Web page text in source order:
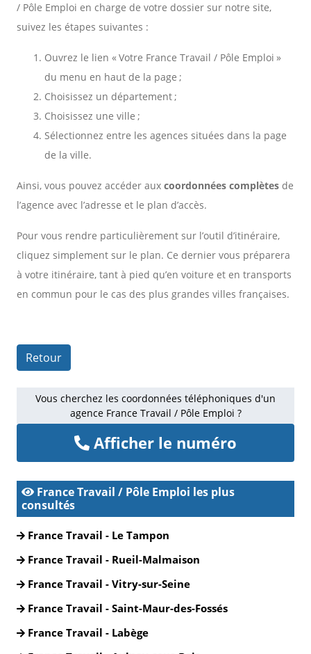
/ Pôle Emploi en charge de votre dossier sur notre site,
suivez les étapes suivantes :
Ouvrez le lien « Votre France Travail / Pôle Emploi »
du menu en haut de la page ;
Choisissez un département ;
Choisissez une ville ;
Sélectionnez entre les agences situées dans la page
de la ville.
Ainsi, vous pouvez accéder aux coordonnées complètes de
l’agence avec l’adresse et le plan d’accès.
Pour vous rendre particulièrement sur l’outil d’itinéraire,
cliquez simplement sur le plan. Ce dernier vous préparera
à votre itinéraire, tant à pied qu’en voiture et en transports
en commun pour le cas des plus grandes villes françaises.
Retour
Vous cherchez les coordonnées téléphoniques d'un
agence France Travail / Pôle Emploi ?
Afficher le numéro
France Travail / Pôle Emploi les plus
consultés
France Travail - Le Tampon
France Travail - Rueil-Malmaison
France Travail - Vitry-sur-Seine
France Travail - Saint-Maur-des-Fossés
France Travail - Labège